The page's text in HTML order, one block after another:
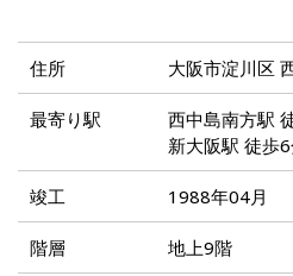
住所 大阪市淀川区
最寄り駅
西中島南方駅
新大阪駅 徒歩
竣工 1988年04月
階層 地上9階